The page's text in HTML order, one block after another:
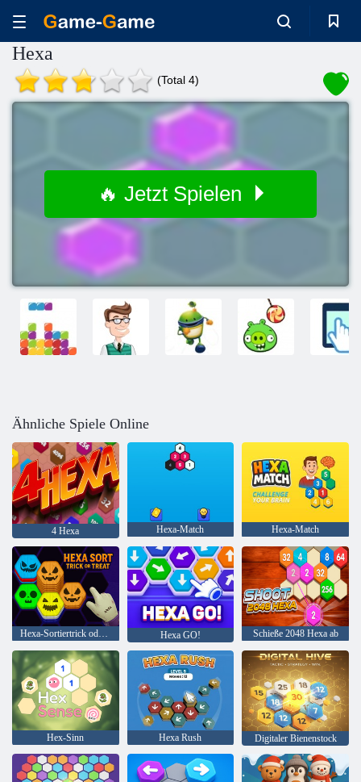
Hexa
(Total 4)
🔥 Jetzt Spielen
Ähnliche Spiele Online
4 Hexa Hexa-Match Hexa-Match
Hexa-Sortiertrick oder-genuss Hexa GO! Schieße 2048 Hexa ab
Hex-Sinn Hexa Rush Digitaler Bienenstock